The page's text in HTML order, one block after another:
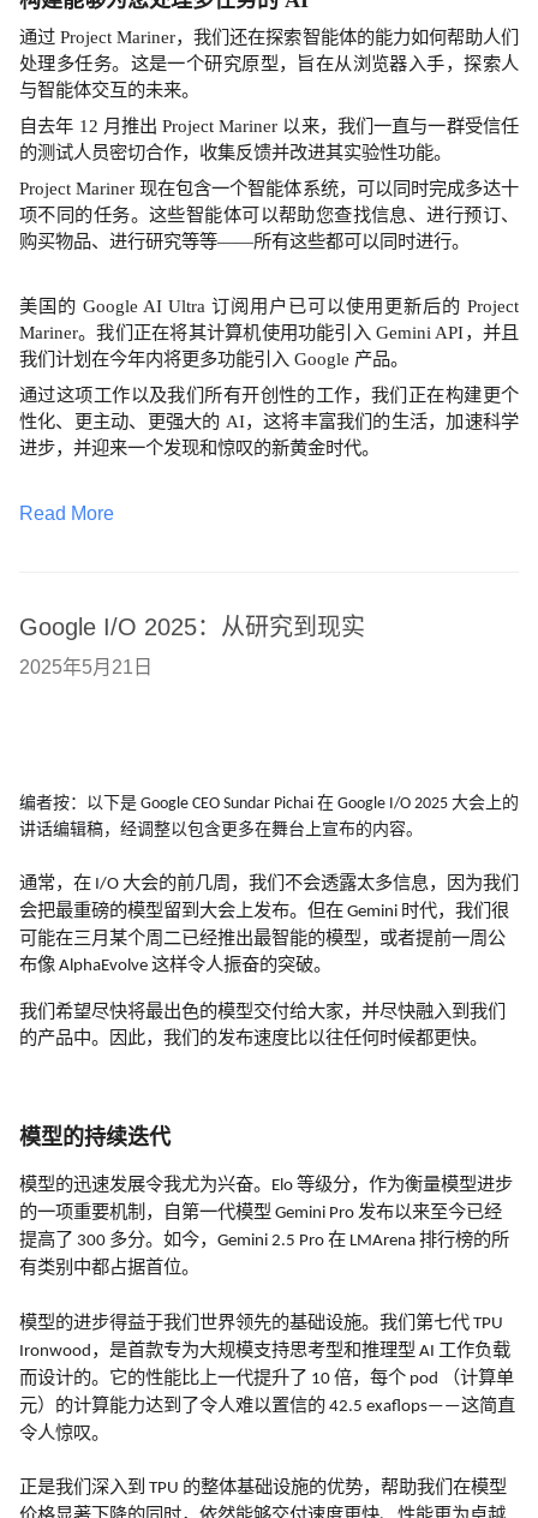
通过 Project Mariner，我们还在探索智能体的能力如何帮助人们
处理多任务。这是一个研究原型，旨在从浏览器入手，探索人
与智能体交互的未来。
自去年 12 月推出 Project Mariner 以来，我们一直与一群受信任
的测试人员密切合作，收集反馈并改进其实验性功能。
Project Mariner 现在包含一个智能体系统，可以同时完成多达十
项不同的任务。这些智能体可以帮助您查找信息、进行预订、
购买物品、进行研究等等——所有这些都可以同时进行。
美国的 Google AI Ultra 订阅用户已可以使用更新后的 Project
Mariner。我们正在将其计算机使用功能引入 Gemini API，并且
我们计划在今年内将更多功能引入 Google 产品。
通过这项工作以及我们所有开创性的工作，我们正在构建更个
性化、更主动、更强大的 AI，这将丰富我们的生活，加速科学
进步，并迎来一个发现和惊叹的新黄金时代。
Read More
Google I/O 2025：从研究到现实
2025年5月21日
编者按：以下是 Google CEO Sundar Pichai 在 Google I/O 2025 大会上的
讲话编辑稿，经调整以包含更多在舞台上宣布的内容。
通常，在 I/O 大会的前几周，我们不会透露太多信息，因为我们
会把最重磅的模型留到大会上发布。但在 Gemini 时代，我们很
可能在三月某个周二已经推出最智能的模型，或者提前一周公
布像 AlphaEvolve 这样令人振奋的突破。
我们希望尽快将最出色的模型交付给大家，并尽快融入到我们
的产品中。因此，我们的发布速度比以往任何时候都更快。
模型的持续迭代
模型的迅速发展令我尤为兴奋。 Elo 等级分，作为衡量模型进步
的一项重要机制，自第一代模型 Gemini Pro 发布以来至今已经
提高了 300 多分。如今， Gemini 2.5 Pro 在 LMArena 排行榜的所
有类别中都占据首位。
模型的进步得益于我们世界领先的基础设施。我们第七代 TPU
Ironwood ，是首款专为大规模支持思考型和推理型 AI 工作负载
而设计的。它的性能比上一代提升了 10 倍，每个 pod
（计算单
元）的计算能力达到了令人难以置信的 42.5 exaflops——这简直
令人惊叹。
正是我们深入到 TPU 的整体基础设施的优势，帮助我们在模型
价格显著下降的同时，依然能够交付速度更快、性能更为卓越